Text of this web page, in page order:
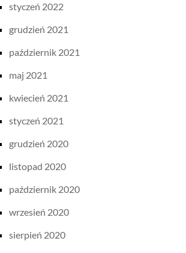
styczeń 2022
grudzień 2021
październik 2021
maj 2021
kwiecień 2021
styczeń 2021
grudzień 2020
listopad 2020
październik 2020
wrzesień 2020
sierpień 2020